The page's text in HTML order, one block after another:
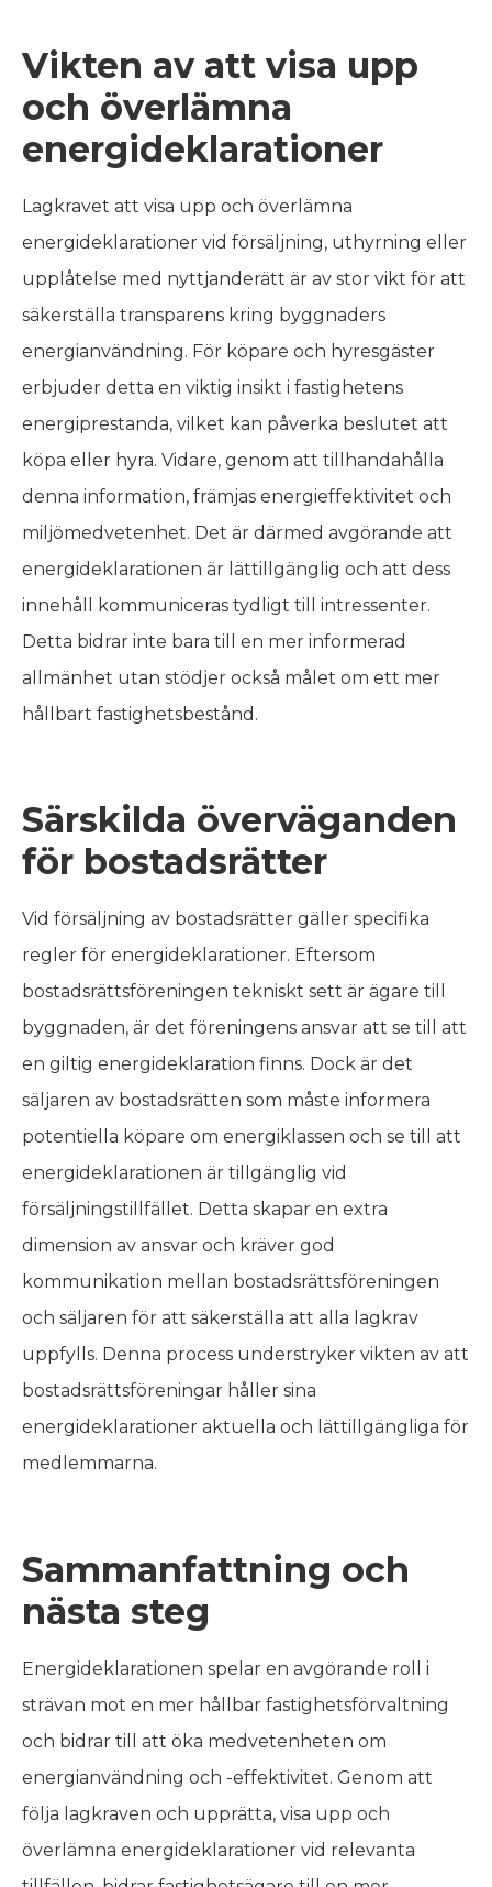
Vikten av att visa upp
och överlämna
energideklarationer
Lagkravet att visa upp och överlämna
energideklarationer vid försäljning, uthyrning eller
upplåtelse med nyttjanderätt är av stor vikt för att
säkerställa transparens kring byggnaders
energianvändning. För köpare och hyresgäster
erbjuder detta en viktig insikt i fastighetens
energiprestanda, vilket kan påverka beslutet att
köpa eller hyra. Vidare, genom att tillhandahålla
denna information, främjas energieffektivitet och
miljömedvetenhet. Det är därmed avgörande att
energideklarationen är lättillgänglig och att dess
innehåll kommuniceras tydligt till intressenter.
Detta bidrar inte bara till en mer informerad
allmänhet utan stödjer också målet om ett mer
hållbart fastighetsbestånd.
Särskilda överväganden
för bostadsrätter
Vid försäljning av bostadsrätter gäller specifika
regler för energideklarationer. Eftersom
bostadsrättsföreningen tekniskt sett är ägare till
byggnaden, är det föreningens ansvar att se till att
en giltig energideklaration finns. Dock är det
säljaren av bostadsrätten som måste informera
potentiella köpare om energiklassen och se till att
energideklarationen är tillgänglig vid
försäljningstillfället. Detta skapar en extra
dimension av ansvar och kräver god
kommunikation mellan bostadsrättsföreningen
och säljaren för att säkerställa att alla lagkrav
uppfylls. Denna process understryker vikten av att
bostadsrättsföreningar håller sina
energideklarationer aktuella och lättillgängliga för
medlemmarna.
Sammanfattning och
nästa steg
Energideklarationen spelar en avgörande roll i
strävan mot en mer hållbar fastighetsförvaltning
och bidrar till att öka medvetenheten om
energianvändning och -effektivitet. Genom att
följa lagkraven och upprätta, visa upp och
överlämna energideklarationer vid relevanta